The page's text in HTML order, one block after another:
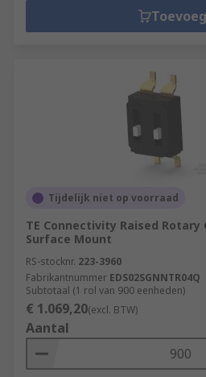
Tijdelijk niet op voorraad
TE Connectivity Raised Rotary
Surface Mount
RS-stocknr. 223-3960
Fabrikantnummer EDS02SGNNTR04Q
Subtotaal (1 rol van 900 eenheden)
€ 1.069,20(excl. BTW)
Aantal